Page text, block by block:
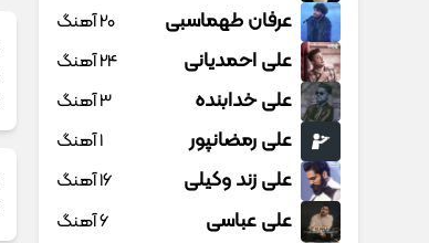
عرفان طهماسبی 20 آهنگ
علی احمدیانی 24 آهنگ
علی خدابنده 3 آهنگ
علی رمضانپور 1 آهنگ
علی زند وکیلی 16 آهنگ
علی عباسی 6 آهنگ